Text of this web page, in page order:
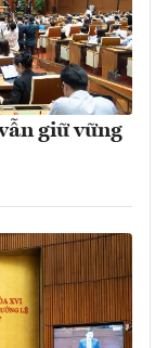
giữ vững